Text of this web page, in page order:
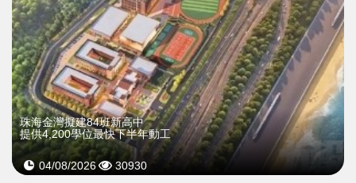
珠海金灣擬建84班新高中
提供4,200學位最快下半年動工
04/08/2026 30930